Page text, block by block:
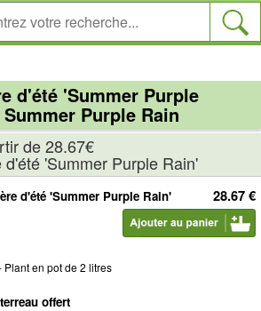
d'été 'Summer Purple
Purple Rain
de 28.67€
'Summer Purple Rain'
28.67 €
d'été 'Summer Purple Rain'
Plant en pot de 2 litres
offert